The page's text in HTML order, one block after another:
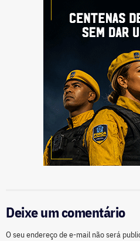
Deixe um comentário
O seu endereço de e-mail não será